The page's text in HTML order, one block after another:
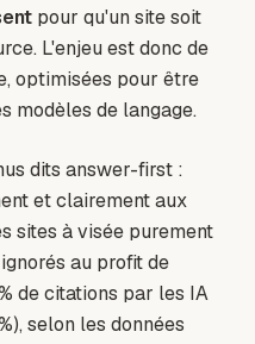
pour qu'un site soit
L'enjeu est donc de
optimisées pour être
modèles de langage.
dits answer-first :
et clairement aux
sites à visée purement
au profit de
de citations par les IA
selon les données